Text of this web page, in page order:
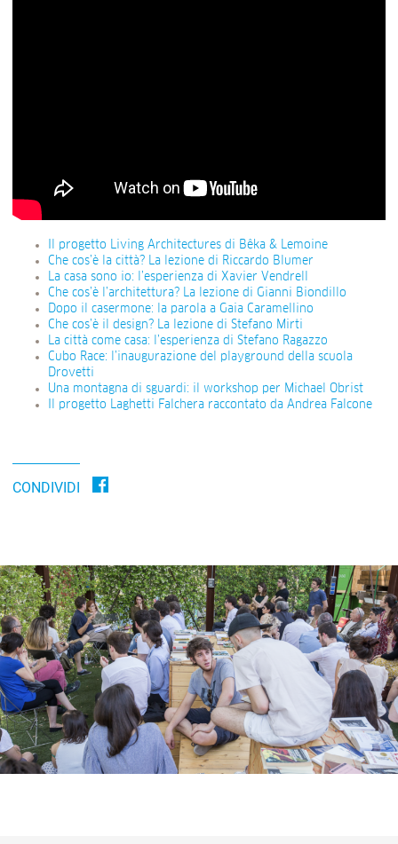
Il progetto Living Architectures di Bêka & Lemoine
Che cos’è la città? La lezione di Riccardo Blumer
La casa sono io: l’esperienza di Xavier Vendrell
Che cos’è l’architettura? La lezione di Gianni Biondillo
Dopo il casermone: la parola a Gaia Caramellino
Che cos’è il design? La lezione di Stefano Mirti
La città come casa: l’esperienza di Stefano Ragazzo
Cubo Race: l’inaugurazione del playground della scuola
Drovetti
Una montagna di sguardi: il workshop per Michael Obrist
Il progetto Laghetti Falchera raccontato da Andrea Falcone
CONDIVIDI